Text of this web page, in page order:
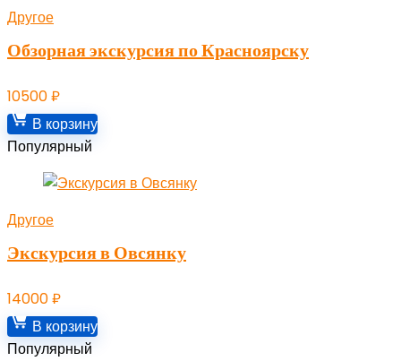
Другое
Обзорная экскурсия по Красноярску
10500₽
В корзину
Популярный
Другое
Экскурсия в Овсянку
14000₽
В корзину
Популярный